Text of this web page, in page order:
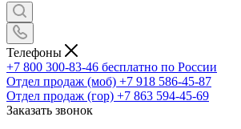
Телефоны
+7 800 300-83-46 бесплатно по России
Отдел продаж (моб) +7 918 586-45-87
Отдел продаж (гор) +7 863 594-45-69
Заказать звонок